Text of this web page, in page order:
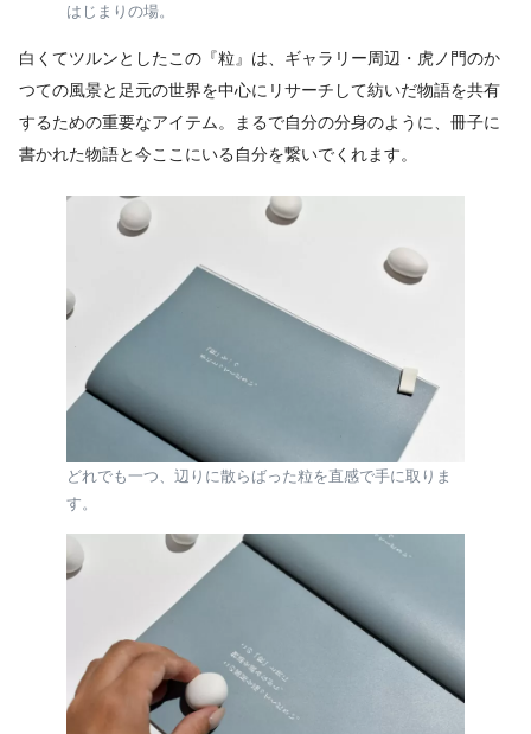
はじまりの場。
白くてツルンとしたこの『粒』は、ギャラリー周辺・虎ノ門のか
つての風景と足元の世界を中心にリサーチして紡いだ物語を共有
するための重要なアイテム。まるで自分の分身のように、冊子に
書かれた物語と今ここにいる自分を繋いでくれます。
どれでも一つ、辺りに散らばった粒を直感で手に取りま
す。